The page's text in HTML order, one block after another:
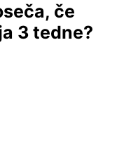
In Posegi
če
3 tedne?